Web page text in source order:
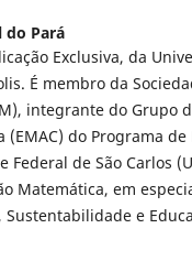
do Pará
Exclusiva, da
É membro da
integrante do Grupo
do Programa de
de São Carlos
Matemática, em
e